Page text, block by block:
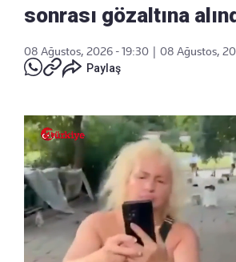
sonrası gözaltına
08 Ağustos, 2026 - 19:30
08 Ağustos,
Paylaş